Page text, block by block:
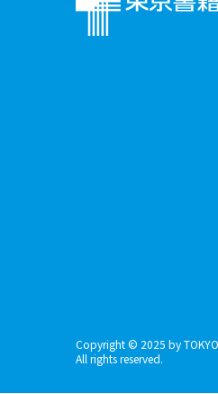
Copyright © 2025 by TOKYO
All rights reserved.